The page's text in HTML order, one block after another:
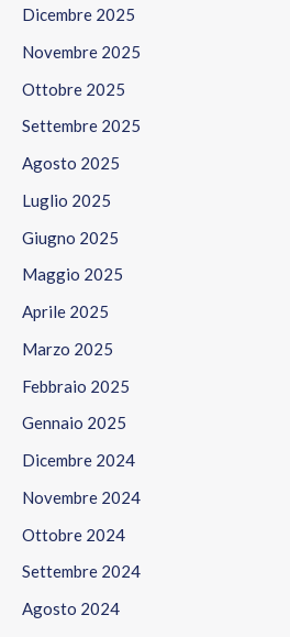
Dicembre 2025
Novembre 2025
Ottobre 2025
Settembre 2025
Agosto 2025
Luglio 2025
Giugno 2025
Maggio 2025
Aprile 2025
Marzo 2025
Febbraio 2025
Gennaio 2025
Dicembre 2024
Novembre 2024
Ottobre 2024
Settembre 2024
Agosto 2024